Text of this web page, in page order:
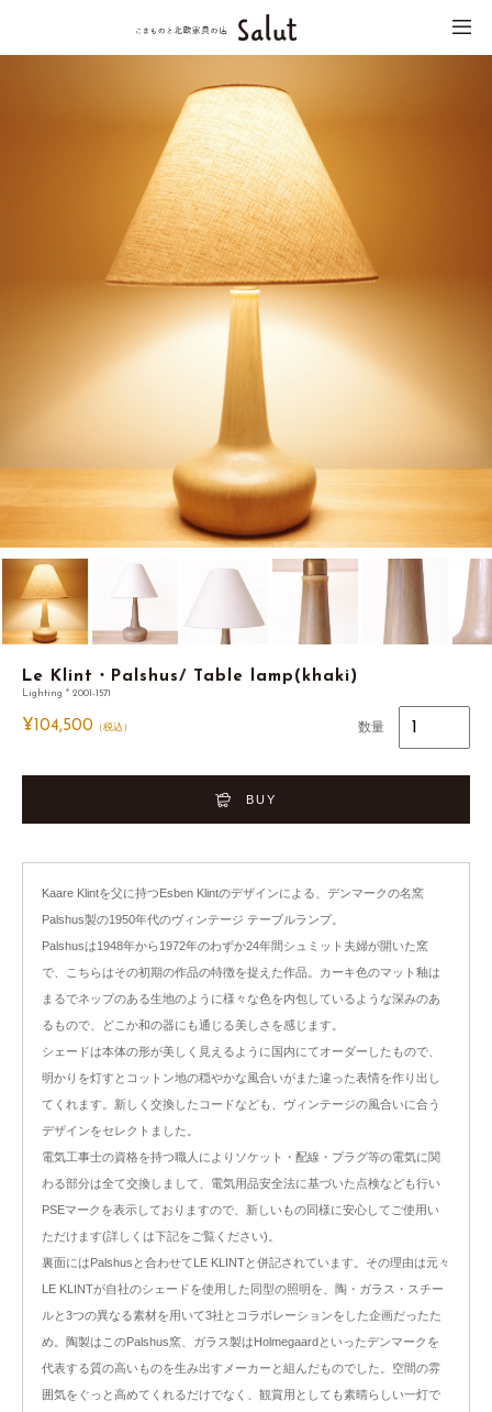
Le Klint・Palshus/ Table lamp(khaki)
Lighting * 2001-1571
¥ 104,500 （税込） 数量
BUY
Kaare Klintを父に持つEsben Klintのデザインによる、デンマークの名窯
Palshus製の1950年代のヴィンテージ テーブルランプ。
Palshusは1948年から1972年のわずか24年間シュミット夫婦が開いた窯
で、こちらはその初期の作品の特徴を捉えた作品。カーキ色のマット釉は
まるでネップのある生地のように様々な色を内包しているような深みのあ
るもので、どこか和の器にも通じる美しさを感じます。
シェードは本体の形が美しく見えるように国内にてオーダーしたもので、
明かりを灯すとコットン地の穏やかな風合いがまた違った表情を作り出し
てくれます。新しく交換したコードなども、ヴィンテージの風合いに合う
デザインをセレクトました。
電気工事士の資格を持つ職人によりソケット・配線・プラグ等の電気に関
わる部分は全て交換しまして、電気用品安全法に基づいた点検なども行い
PSEマークを表示しておりますので、新しいもの同様に安心してご使用い
ただけます(詳しくは下記をご覧ください)。
裏面にはPalshusと合わせてLE KLINTと併記されています。その理由は元々
LE KLINTが自社のシェードを使用した同型の照明を、陶・ガラス・スチー
ルと3つの異なる素材を用いて3社とコラボレーションをした企画だったた
め。陶製はこのPalshus窯、ガラス製はHolmegaardといったデンマークを
代表する質の高いものを生み出すメーカーと組んだものでした。空間の雰
囲気をぐっと高めてくれるだけでなく、観賞用としても素晴らしい一灯で